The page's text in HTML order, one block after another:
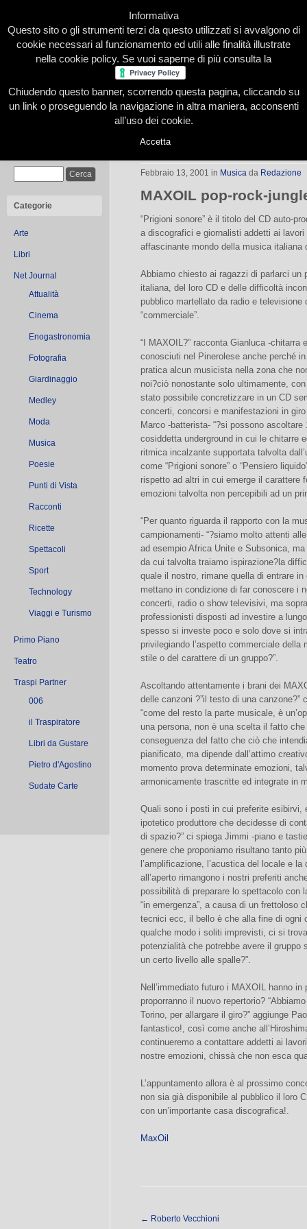
Home Presentazione Redazione Le nostre firme
Categorie
Arte
Libri
Net Journal
Attualità
Cinema
Enogastronomia
Fotografia
Giardinaggio
Medley
Moda
Musica
Poesie
Punti di Vista
Racconti
Ricette
Spettacoli
Sport
Technology
Viaggi e Turismo
Primo Piano
Teatro
Traspi Partner
006
il Traspiratore
Libri da Gustare
Pietro d'Agostino
Sudate Carte
Maxoil – “Prigioni sonore”
Febbraio 13, 2001 in Musica da Redazione
MAXOIL pop-rock-
“Prigioni sonore” è il titolo del CD auto-
a discografici e giornalisti addetti ai
affascinante mondo della musica italiana
Abbiamo chiesto ai ragazzi di parlarci un
italiana, del loro CD e delle difficoltà
pubblico martellato da radio e
“commerciale”.
“I MAXOIL?” racconta Gianluca -chitarra
conosciuti nel Pinerolese anche perché
pratica alcun musicista nella zona che
noi?ciò nonostante solo ultimamente,
stato possibile concretizzare in un CD
concerti, concorsi e manifestazioni in giro
Marco -batterista- “?si possono
cosiddetta underground in cui le chitarre
ritmica incalzante supportata talvolta
come “Prigioni sonore” o “Pensiero
rispetto ad altri in cui emerge il carattere
emozioni talvolta non percepibili ad un
“Per quanto riguarda il rapporto con la
campionamenti- “?siamo molto attenti
ad esempio Africa Unite e Subsonica,
da cui talvolta traiamo ispirazione?la
quale il nostro, rimane quella di entrare
mettano in condizione di far conoscere i
concerti, radio o show televisivi, ma
professionisti disposti ad investire a
spesso si investe poco e solo dove si
privilegiando l’aspetto commerciale della
stile o del carattere di un gruppo?”.
Ascoltando attentamente i brani dei
delle canzoni ?”il testo di una canzone?”
“come del resto la parte musicale, è
una persona, non è una scelta il fatto
conseguenza del fatto che ciò che
pianificato, ma dipende dall’attimo
momento prova determinate emozioni,
armonicamente trascritte ed integrate in
Quali sono i posti in cui preferite esibirvi,
ipotetico produttore che decidesse di
di spazio?” ci spiega Jimmi -piano e
genere che proponiamo risultano tanto
l’amplificazione, l’acustica del locale e
all’aperto rimangono i nostri preferiti
possibilità di preparare lo spettacolo con
“in emergenza”, a causa di un frettoloso
tecnici ecc, il bello è che alla fine di ogni
qualche modo i soliti imprevisti, ci si
potenzialità che potrebbe avere il gruppo
un certo livello alle spalle?”.
Nell’immediato futuro i MAXOIL hanno
proporranno il nuovo repertorio?
Torino, per allargare il giro?” aggiunge
fantastico!, così come anche
continueremo a contattare addetti ai
nostre emozioni, chissà che non esca
L’appuntamento allora è al prossimo
non sia già disponibile al pubblico il loro
con un’importante casa discografica!.
MaxOil
← Roberto Vecchioni
Informativa
Questo sito o gli strumenti terzi da questo utilizzati si avvalgono di
cookie necessari al funzionamento ed utili alle finalità illustrate
nella cookie policy. Se vuoi saperne di più consulta la
Chiudendo questo banner, scorrendo questa pagina, cliccando su
un link o proseguendo la navigazione in altra maniera, acconsenti
all’uso dei cookie.
Accetta